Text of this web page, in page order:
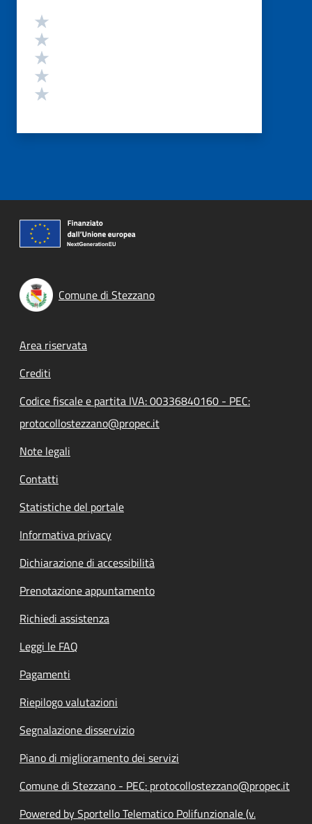
Valutazione
Comune di Stezzano
Footer menu
Area riservata
Crediti
Codice fiscale e partita IVA: 00336840160 - PEC:
protocollostezzano@propec.it
Note legali
Contatti
Statistiche del portale
Informativa privacy
Dichiarazione di accessibilità
Prenotazione appuntamento
Richiedi assistenza
Leggi le FAQ
Pagamenti
Riepilogo valutazioni
Segnalazione disservizio
Piano di miglioramento dei servizi
Comune di Stezzano - PEC: protocollostezzano@propec.it
Powered by Sportello Telematico Polifunzionale (v.